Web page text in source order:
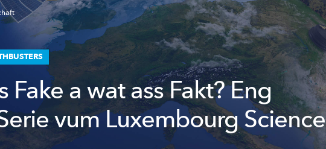
Fake a wat ass Fakt? Eng
vum Luxembourg Science